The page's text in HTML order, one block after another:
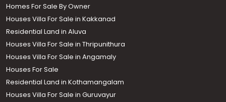
Homes For Sale By Owner
Houses Villa For Sale in Kakkanad
Residential Land in Aluva
Houses Villa For Sale in Thripunithura
Houses Villa For Sale in Angamaly
Houses For Sale
Residential Land in Kothamangalam
Houses Villa For Sale in Guruvayur